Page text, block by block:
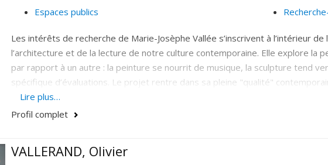
Espaces publics
Les intérêts de recherche de Marie-Josèphe Vallée s’inscrivent à l’intérieur
l’architecture et de la lecture de notre culture contemporaine. Elle explore la
par rapport à un autre : la peinture se nourrit de musique, la sculpture tend
spécifique d’évaluations. Le projet rentre dans sa pleine "qualité"
conceptuel.
Elle s’intéresse particulièrement au domaine des théories esthétiques
Lire plus…
Profil complet
VALLERAND, Olivier